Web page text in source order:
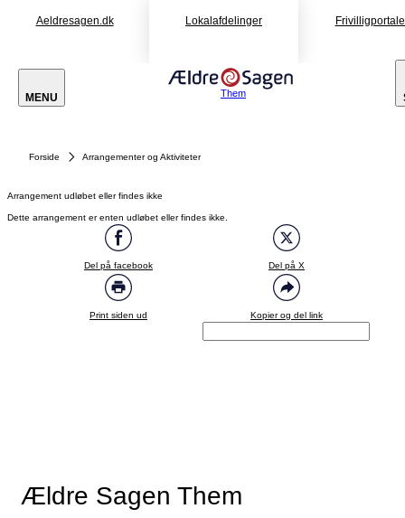
Aeldresagen.dk Lokalafdelinger
MENU Them
Forside Arrangementer og Aktiviteter
Arrangement udløbet eller findes ikke
Dette arrangement er enten udløbet eller findes ikke.
Del på facebook Del på X
Print siden ud Kopier og del link
Ældre Sagen Them